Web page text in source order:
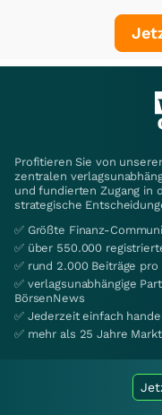
Profitieren Sie von
zentralen
und fundierten Zugang in
strategische
✅ Größte Finanz-
✅ über 550.000
✅ rund 2.000 Beiträge pro
✅ verlagsunabhängige
BörsenNews
✅ Jederzeit einfach
✅ mehr als 25 Jahre